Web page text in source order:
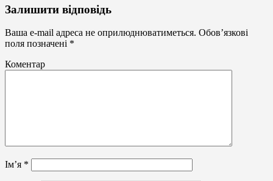
Дисконтні
Залишити відповідь
Ваша e-mail адреса не оприлюднюватиметься. Обов’язкові
поля позначені *
Коментар
Ім’я *